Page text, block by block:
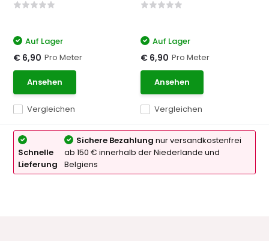
Vergleichen
Auf Lager
€ 6,90 Pro Meter
Ansehen
Vergleichen
Auf Lager
€ 6,90 Pro Meter
Ansehen
Schnelle
Lieferung
Sichere Bezahlung nur versandkostenfrei
ab 150 € innerhalb der Niederlande und
Belgiens